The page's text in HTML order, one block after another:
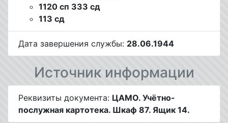
1120 сп 333 сд
113 сд
Дата завершения службы: 28.06.1944
Источник информации
Реквизиты документа: ЦАМО. Учётно-
послужная картотека. Шкаф 87. Ящик 14.